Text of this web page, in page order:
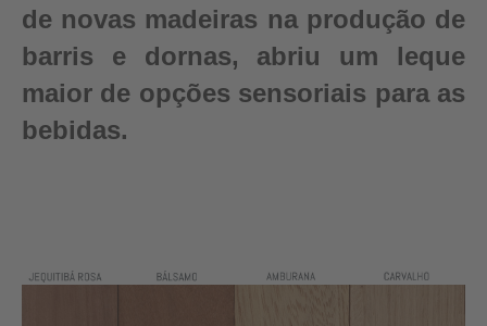
de novas madeiras na produção de
barris e dornas, abriu um leque
maior de opções sensoriais para as
bebidas.